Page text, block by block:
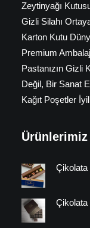
Zeytinyağı
Gizli Silahı
Karton Kutu
Premium
Pastanızın Gizli
Değil, Bir Sanat
Kağıt Poşetler
Ürünlerimiz
Çikolata
Çikolata